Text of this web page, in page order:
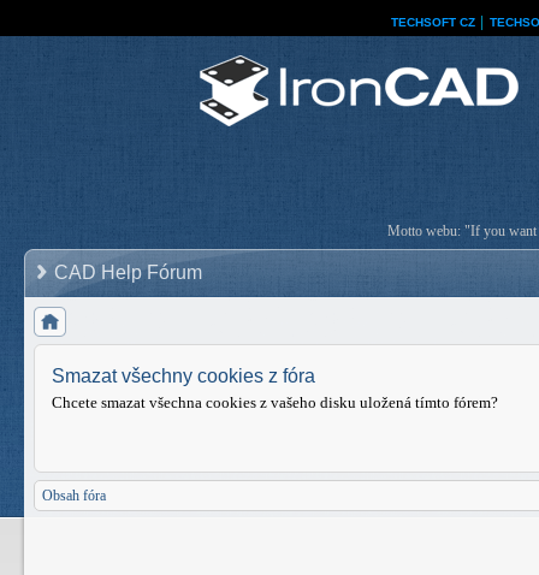
TECHSOFT CZ
Motto webu: "If you want
CAD Help Fórum
Smazat všechny cookies z fóra
Chcete smazat všechna cookies z vašeho disku uložená tímto fórem?
Obsah fóra